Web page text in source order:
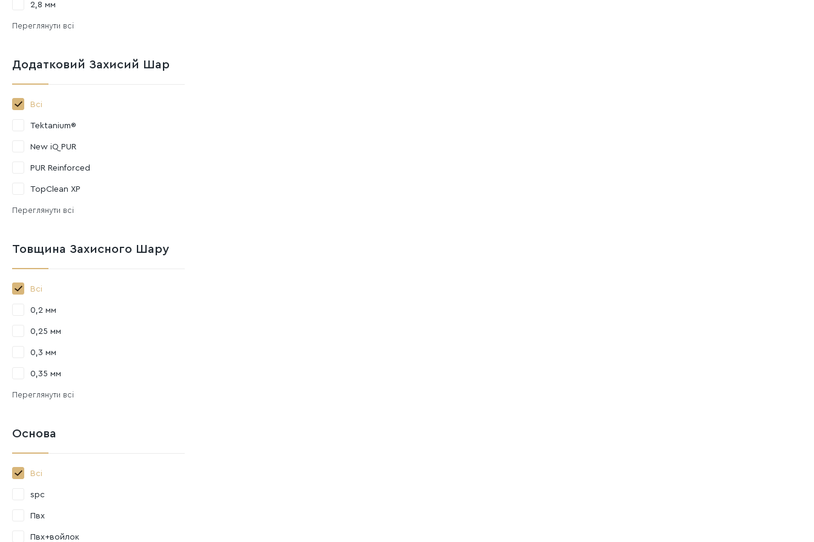
2,8 мм
Переглянути всі
Додатковий Захисий Шар
Всі
Tektanium®
New iQ PUR
PUR Reinforced
TopClean XP
Переглянути всі
Товщина Захисного Шару
Всі
0,2 мм
0,25 мм
0,3 мм
0,35 мм
Переглянути всі
Основа
Всі
spc
Пвх
Пвх+войлок